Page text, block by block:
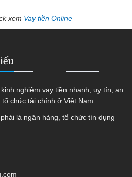
xem Vay tiền Online
nghiệm vay tiền nhanh, uy tín, an
chức tài chính ở Việt Nam.
là ngân hàng, tổ chức tín dụng